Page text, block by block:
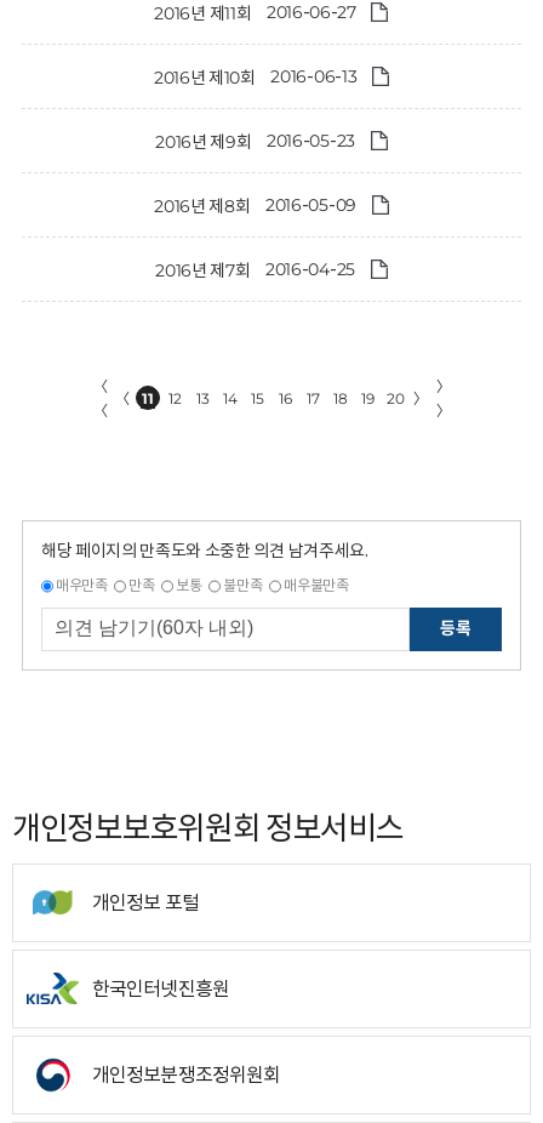
2016년 제11회 2016-06-27
2016년 제10회 2016-06-13
2016년 제9회 2016-05-23
2016년 제8회 2016-05-09
2016년 제7회 2016-04-25
〈
〈
〈 11 12 13 14 15 16 17 18 19 20 〉
〉
〉
해당 페이지의 만족도와 소중한 의견 남겨주세요.
매우만족 만족 보통 불만족 매우불만족
등록
개인정보보호위원회 정보서비스
개인정보 포털
한국인터넷진흥원
개인정보분쟁조정위원회